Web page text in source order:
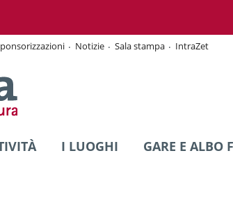
Notizie Sala stampa IntraZet
I LUOGHI GARE E ALBO